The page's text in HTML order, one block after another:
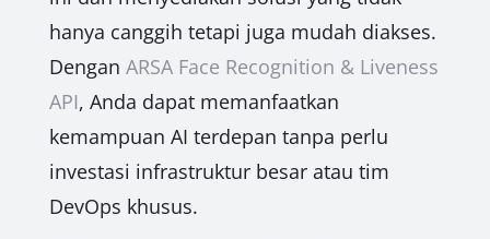
hanya canggih tetapi juga mudah diakses.
Dengan ARSA Face Recognition & Liveness
API, Anda dapat memanfaatkan
kemampuan AI terdepan tanpa perlu
investasi infrastruktur besar atau tim
DevOps khusus.